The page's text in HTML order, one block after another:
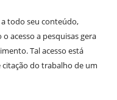
todo seu conteúdo,
acesso a pesquisas gera
Tal acesso está
do trabalho de um